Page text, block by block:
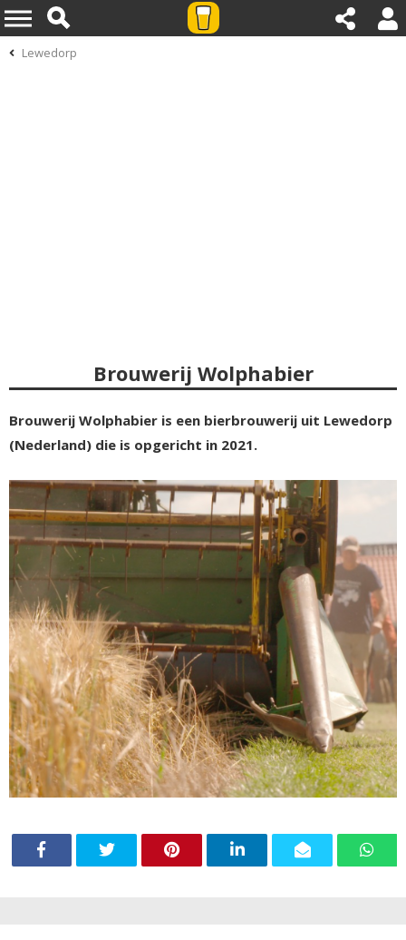
Lewedorp
Brouwerij Wolphabier
Brouwerij Wolphabier is een bierbrouwerij uit Lewedorp
(Nederland) die is opgericht in 2021.